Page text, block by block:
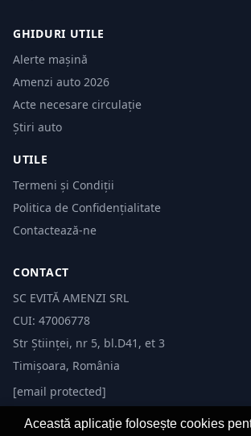
GHIDURI UTILE
Alerte mașină
Amenzi auto 2026
Acte necesare circulație
Știri auto
UTILE
Termeni și Condiții
Politica de Confidențialitate
Contactează-ne
CONTACT
SC EVITĂ AMENZI SRL
CUI: 47006778
Str Științei, nr 5, bl.D41, et 3
Timișoara, România
[email protected]
Această aplicație folosește cookies